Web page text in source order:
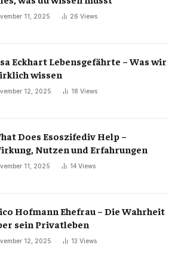
11, 2025 26 Views
Eckhart Lebensgefährte – Was wir
wissen
12, 2025 18 Views
Does Esoszifediv Help –
Nutzen und Erfahrungen
11, 2025 14 Views
Hofmann Ehefrau – Die Wahrheit
sein Privatleben
12, 2025 13 Views